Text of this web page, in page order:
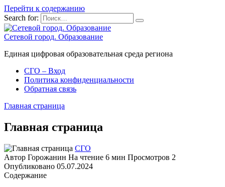
Перейти к содержанию
Search for:
Сетевой город. Образование
Единая цифровая образовательная среда региона
СГО – Вход
Политика конфиденциальности
Обратная связь
Главная страница
Главная страница
СГО
Автор Горожанин На чтение 6 мин Просмотров 2
Опубликовано 05.07.2024
Содержание